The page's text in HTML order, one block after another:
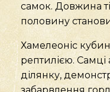
самок. Довжина
половину
Хамелеоніс
рептилією.
ділянку,